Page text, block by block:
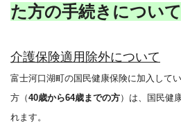
た方の手続きについて
介護保険適用除外について
富士河口湖町の国民健康保険に加入して
方（40歳から64歳までの方）は、国民健
れます。